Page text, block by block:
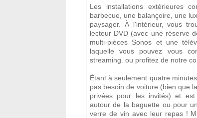
Les installations extérieures
barbecue, une balançoire, une
paysager. À l'intérieur, vous
lecteur DVD (avec une réserve
multi-pièces Sonos et une
laquelle vous pouvez vous
streaming. ou profitez de notre
Étant à seulement quatre
pas besoin de voiture (bien que
privées pour les invités) et
autour de la baguette ou pour
verre de vin avec leur repas !